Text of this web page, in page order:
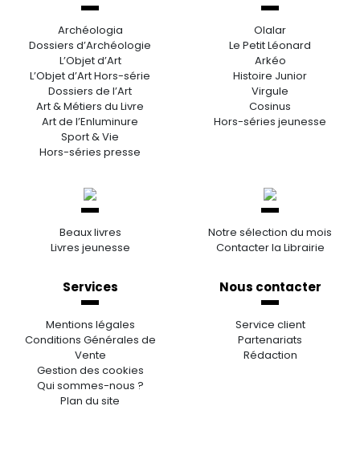
Archéologia
Dossiers d’Archéologie
L’Objet d’Art
L’Objet d’Art Hors-série
Dossiers de l’Art
Art & Métiers du Livre
Art de l’Enluminure
Sport & Vie
Hors-séries presse
Olalar
Le Petit Léonard
Arkéo
Histoire Junior
Virgule
Cosinus
Hors-séries jeunesse
Beaux livres
Livres jeunesse
Notre sélection du mois
Contacter la Librairie
Services
Mentions légales
Conditions Générales de
Vente
Gestion des cookies
Qui sommes-nous ?
Plan du site
Nous contacter
Service client
Partenariats
Rédaction